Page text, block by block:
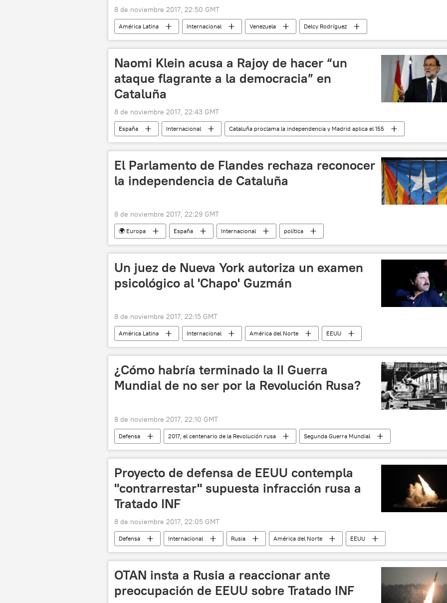
8 de noviembre 2017, 22:50 GMT
América Latina Internacional Venezuela
Delcy Rodríguez
Asamblea Nacional Constituyente
odio noticias
Naomi Klein acusa a Rajoy de hacer “un
ataque flagrante a la democracia” en
Cataluña
8 de noviembre 2017, 22:43 GMT
España Internacional
Cataluña proclama la independencia y Madrid aplica el 155
Cataluña
Mariano Rajoy Naomi Klein independencia noticias
El Parlamento de Flandes rechaza reconocer
la independencia de Cataluña
8 de noviembre 2017, 22:29 GMT
🌍 Europa España Internacional
política
Cataluña proclama la independencia y Madrid aplica el 155
Cataluña
Flandes
Un juez de Nueva York autoriza un examen
psicológico al 'Chapo' Guzmán
8 de noviembre 2017, 22:15 GMT
América Latina Internacional América del Norte
EEUU
Joaquín el 'Chapo' Guzmán
noticias
¿Cómo habría terminado la II Guerra
Mundial de no ser por la Revolución Rusa?
8 de noviembre 2017, 22:10 GMT
Defensa 2017, el centenario de la Revolución rusa
Segunda Guerra Mundial
Revolución de Octubre
industrialización historia
Unión Soviética (URSS)
Proyecto de defensa de EEUU contempla
"contrarrestar" supuesta infracción rusa a
Tratado INF
8 de noviembre 2017, 22:05 GMT
Defensa Internacional Rusia América del Norte
EEUU
Tratado INF
misiles noticias
OTAN insta a Rusia a reaccionar ante
preocupación de EEUU sobre Tratado INF